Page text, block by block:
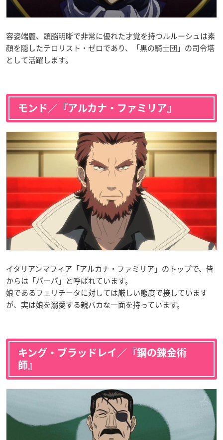
容姿端麗、頭脳明晰で非常に優れた才覚を持つルルーシュは素
顔を隠したテロリスト・ゼロであり、「黒の騎士団」の司令塔
として活躍します。
モンド／『アルカナ・ファミリア』
イタリアンマフィア「アルカナ・ファミリア」のトップで、皆
からは「パーパ」と呼ばれています。
娘であるフェリチータに対しては厳しい態度で接しています
が、実は娘を溺愛する親バカな一面を持っています。
キング・ブラッドレイ／『鋼の錬金術
師』